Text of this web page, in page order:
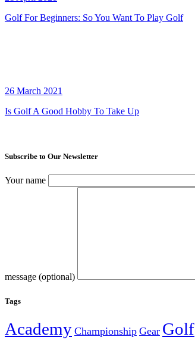
Golf For Beginners: So You Want To Play Golf
26 March 2021
Is Golf A Good Hobby To Take Up
Subscribe to Our Newsletter
Your name
message (optional)
Tags
Academy Championship Gear Golf